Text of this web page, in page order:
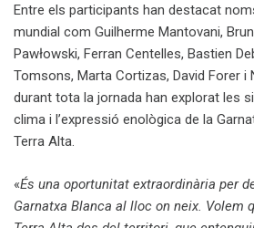
Entre els participants han destacat
mundial com Guilherme Mantovani,
Pawłowski, Ferran Centelles, Bastien
Tomsons, Marta Cortizas, David Forer i
durant tota la jornada han explorat les
clima i l’expressió enològica de la
Terra Alta.
«És una oportunitat extraordinària per
Garnatxa Blanca al lloc on neix. Volem